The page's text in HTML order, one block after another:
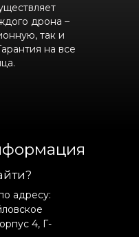
дрона –
так и
на все
адресу:
4, Г-